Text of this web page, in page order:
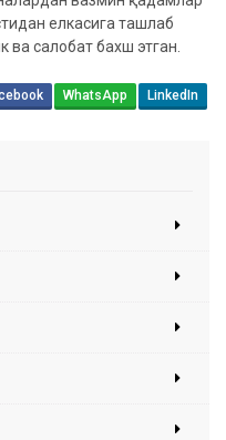
елкасига ташлаб
ва салобат бахш этган.
WhatsApp LinkedIn